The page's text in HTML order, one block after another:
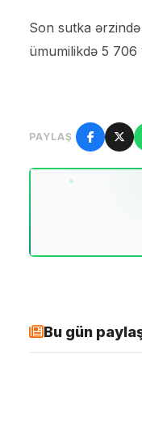
Son sutka
ümumilikdə 5 706
PAYLAŞ
Bu gün